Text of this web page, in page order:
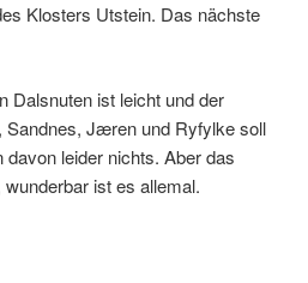
Klosters Utstein. Das nächste
Dalsnuten ist leicht und der
Sandnes, Jæren und Ryfylke soll
leider nichts. Aber das
ist es allemal.